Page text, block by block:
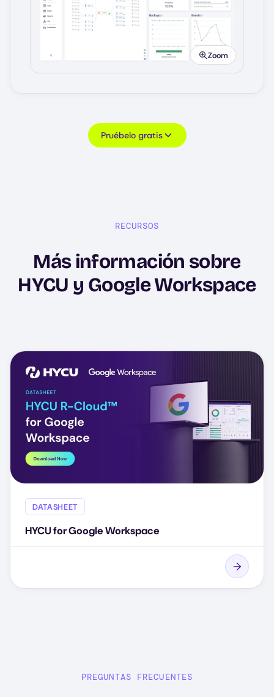
Image
Zoom
Pruébelo gratis
RECURSOS
Más información sobre
HYCU y Google Workspace
DATASHEET
HYCU for Google Workspace
PREGUNTAS FRECUENTES